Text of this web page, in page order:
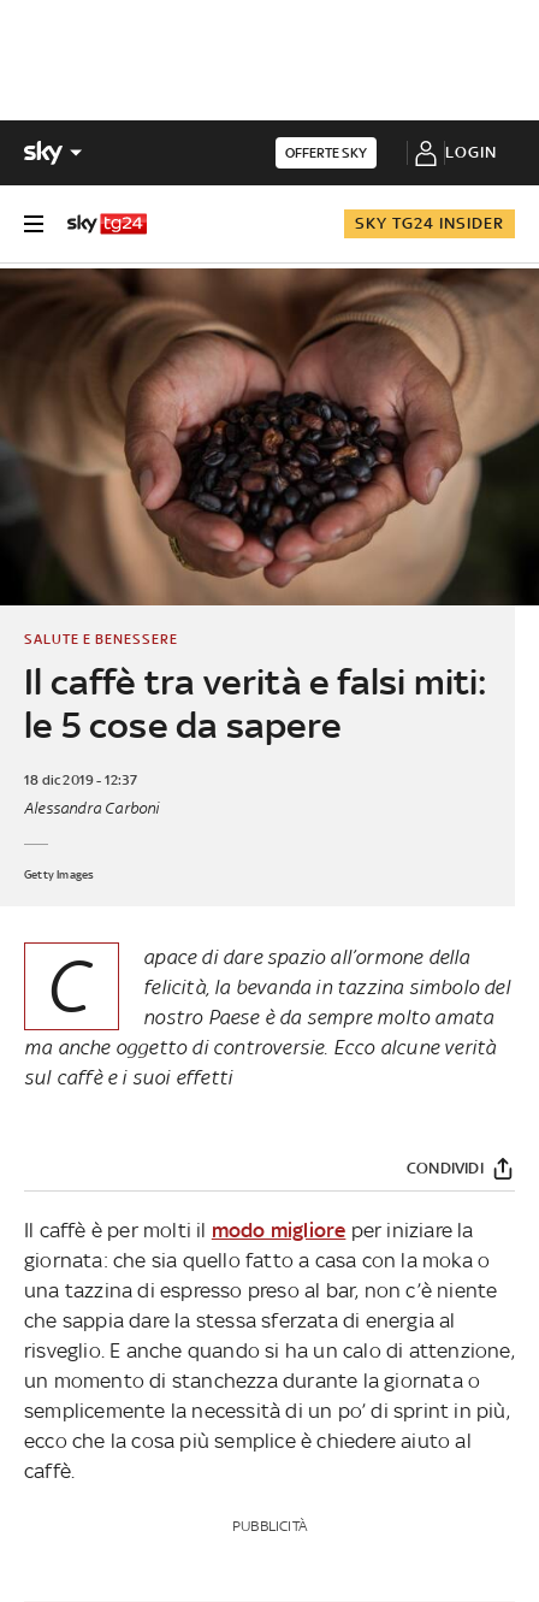
OFFERTE SKY LOGIN
SKY TG24 INSIDER
Il caffè tra verità e falsi miti:
le 5 cose da sapere
SALUTE E BENESSERE
18 dic 2019 - 12:37
Alessandra Carboni
Getty Images
C
apace di dare spazio all’ormone della
felicità, la bevanda in tazzina simbolo del
nostro Paese è da sempre molto amata
ma anche oggetto di controversie. Ecco alcune verità
sul caffè e i suoi effetti
CONDIVIDI
Il caffè è per molti il modo migliore per iniziare la
giornata: che sia quello fatto a casa con la moka o
una tazzina di espresso preso al bar, non c’è niente
che sappia dare la stessa sferzata di energia al
risveglio. E anche quando si ha un calo di attenzione,
un momento di stanchezza durante la giornata o
semplicemente la necessità di un po’ di sprint in più,
ecco che la cosa più semplice è chiedere aiuto al
caffè.
PUBBLICITÀ